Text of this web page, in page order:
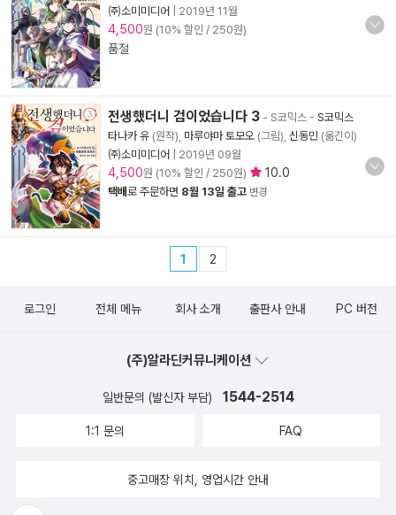
㈜소미미디어
2019년 11월
4,500원 (10% 할인 / 250원)
품절
전생했더니 검이었습니다 3 - S코믹스 - S코믹스
타나카 유 (원작), 마루야마 토모오 (그림), 신동민 (옮긴이)
㈜소미미디어
2019년 09월
4,500원 (10% 할인 / 250원) 10.0
택배로 주문하면 8월 13일 출고 변경
1 2
로그인 전체 메뉴 회사 소개 출판사 안내 PC 버전
(주)알라딘커뮤니케이션
일반문의 (발신자 부담) 1544-2514
1:1 문의 FAQ
중고매장 위치, 영업시간 안내